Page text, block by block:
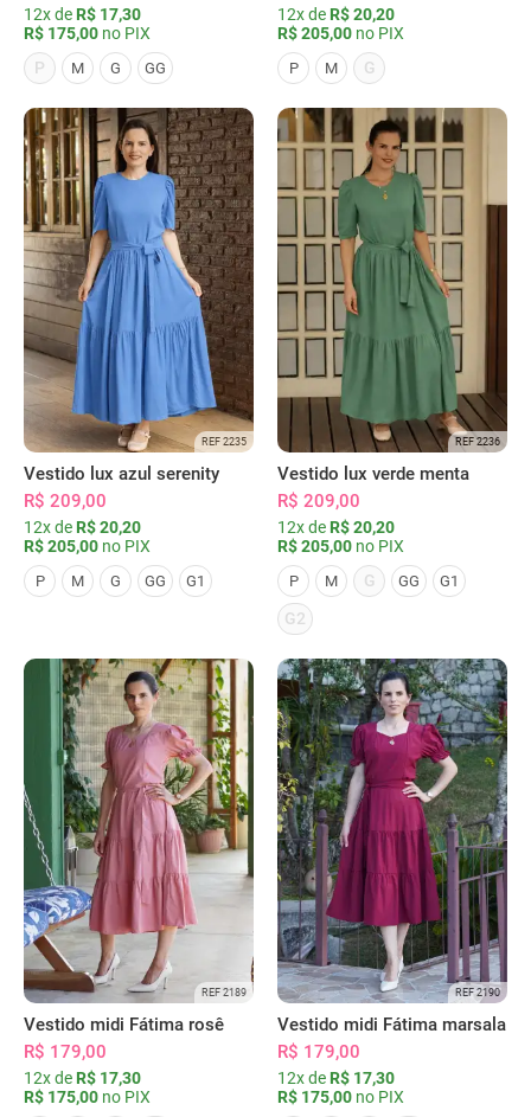
12x de R$ 17,30
R$ 175,00 no PIX
P
M G GG
12x de R$ 20,20
R$ 205,00 no PIX
P M G
REF 2235
Vestido lux azul serenity
R$ 209,00
12x de R$ 20,20
R$ 205,00 no PIX
P M G GG G1
REF 2236
Vestido lux verde menta
R$ 209,00
12x de R$ 20,20
R$ 205,00 no PIX
P M G GG G1
G2
REF 2189
Vestido midi Fátima rosê
R$ 179,00
12x de R$ 17,30
R$ 175,00 no PIX
REF 2190
Vestido midi Fátima marsala
R$ 179,00
12x de R$ 17,30
R$ 175,00 no PIX